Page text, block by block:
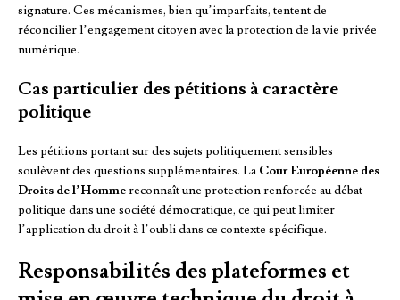
signature. Ces mécanismes, bien qu’imparfaits, tentent de
réconcilier l’engagement citoyen avec la protection de la vie privée
numérique.
Cas particulier des pétitions à caractère
politique
Les pétitions portant sur des sujets politiquement sensibles
soulèvent des questions supplémentaires. La Cour Européenne des
Droits de l’Hommereconnaît une protection renforcée au débat
politique dans une société démocratique, ce qui peut limiter
l’application du droit à l’oubli dans ce contexte spécifique.
Responsabilités des plateformes et